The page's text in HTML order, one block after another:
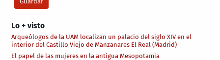
Lo + visto
Arqueólogos de la UAM localizan un palacio del siglo XIV en el
interior del Castillo Viejo de Manzanares El Real (Madrid)
El papel de las mujeres en la antigua Mesopotamia